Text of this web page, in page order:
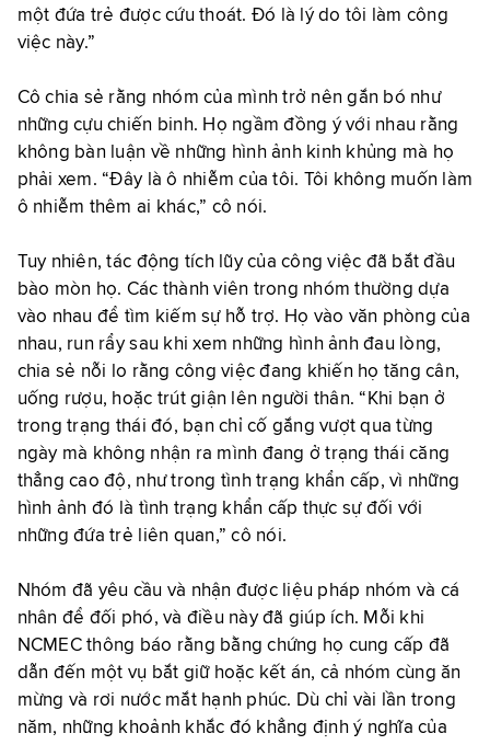
một đứa trẻ được cứu thoát. Đó là lý do tôi làm công
việc này.”
Cô chia sẻ rằng nhóm của mình trở nên gắn bó như
những cựu chiến binh. Họ ngầm đồng ý với nhau rằng
không bàn luận về những hình ảnh kinh khủng mà họ
phải xem. “Đây là ô nhiễm của tôi. Tôi không muốn làm
ô nhiễm thêm ai khác,” cô nói.
Tuy nhiên, tác động tích lũy của công việc đã bắt đầu
bào mòn họ. Các thành viên trong nhóm thường dựa
vào nhau để tìm kiếm sự hỗ trợ. Họ vào văn phòng của
nhau, run rẩy sau khi xem những hình ảnh đau lòng,
chia sẻ nỗi lo rằng công việc đang khiến họ tăng cân,
uống rượu, hoặc trút giận lên người thân. “Khi bạn ở
trong trạng thái đó, bạn chỉ cố gắng vượt qua từng
ngày mà không nhận ra mình đang ở trạng thái căng
thẳng cao độ, như trong tình trạng khẩn cấp, vì những
hình ảnh đó là tình trạng khẩn cấp thực sự đối với
những đứa trẻ liên quan,” cô nói.
Nhóm đã yêu cầu và nhận được liệu pháp nhóm và cá
nhân để đối phó, và điều này đã giúp ích. Mỗi khi
NCMEC thông báo rằng bằng chứng họ cung cấp đã
dẫn đến một vụ bắt giữ hoặc kết án, cả nhóm cùng ăn
mừng và rơi nước mắt hạnh phúc. Dù chỉ vài lần trong
năm, những khoảnh khắc đó khẳng định ý nghĩa của